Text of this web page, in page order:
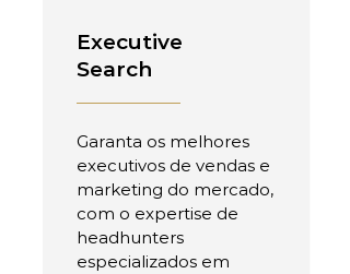
Executive
Search
Garanta os melhores
executivos de vendas e
marketing do mercado,
com o expertise de
headhunters
especializados em